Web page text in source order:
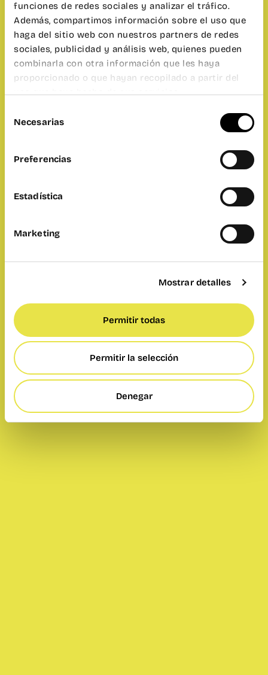
funciones de redes sociales y analizar el tráfico.
Además, compartimos información sobre el uso que
haga del sitio web con nuestros partners de redes
sociales, publicidad y análisis web, quienes pueden
combinarla con otra información que les haya
proporcionado o que hayan recopilado a partir del
uso que haya hecho de sus servicios.
deNecesarias
Preferencias
Estadística
Marketing
Mostrar detalles
Permitir todas
Permitir la selección
Denegar